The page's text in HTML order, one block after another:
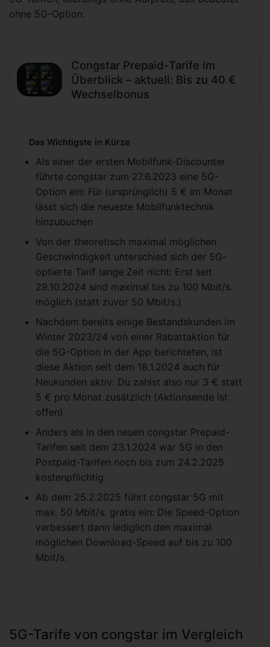
ohne 5G-Option.
Congstar Prepaid-Tarife im
Überblick – aktuell: Bis zu 40 €
Wechselbonus
Das Wichtigste in Kürze
Als einer der ersten Mobilfunk-Discounter
führte congstar zum 27.6.2023 eine 5G-
Option ein: Für (ursprünglich) 5 € im Monat
lässt sich die neueste Mobilfunktechnik
hinzubuchen
Von der theoretisch maximal möglichen
Geschwindigkeit unterschied sich der 5G-
optierte Tarif lange Zeit nicht: Erst seit
29.10.2024 sind maximal bis zu 100 Mbit/s.
möglich (statt zuvor 50 Mbit/s.)
Nachdem bereits einige Bestandskunden im
Winter 2023/24 von einer Rabattaktion für
die 5G-Option in der App berichteten, ist
diese Aktion seit dem 18.1.2024 auch für
Neukunden aktiv: Du zahlst also nur 3 € statt
5 € pro Monat zusätzlich (Aktionsende ist
offen)
Anders als in den neuen congstar Prepaid-
Tarifen seit dem 23.1.2024 war 5G in den
Postpaid-Tarifen noch bis zum 24.2.2025
kostenpflichtig
Ab dem 25.2.2025 führt congstar 5G mit
max. 50 Mbit/s. gratis ein: Die Speed-Option
verbessert dann lediglich den maximal
möglichen Download-Speed auf bis zu 100
Mbit/s.
5G-Tarife von congstar im Vergleich